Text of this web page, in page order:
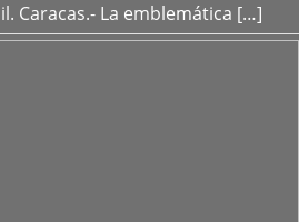
Caracas.- La emblemática […]